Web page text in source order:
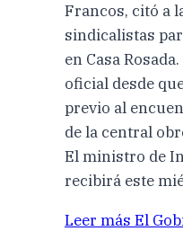
Francos, citó a
sindicalistas
en Casa
oficial desde
previo al
de la central
El ministro de
recibirá este
Leer más El